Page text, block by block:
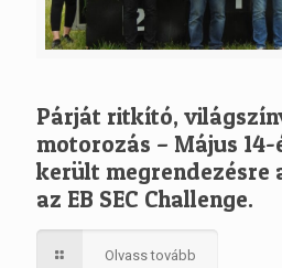
Párját ritkító,
motorozás – Május
került megrendezésre
az EB SEC Challenge.
Olvass tovább